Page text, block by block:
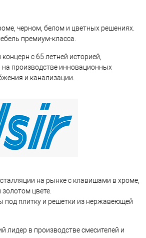
черном, белом и цветных решениях.
премиум-класса.
с 65 летней историей,
производстве инновационных
и канализации.
на рынке с клавишами в хроме,
цвете.
под плитку и решетки из нержавеющей
лидер в производстве смесителей и